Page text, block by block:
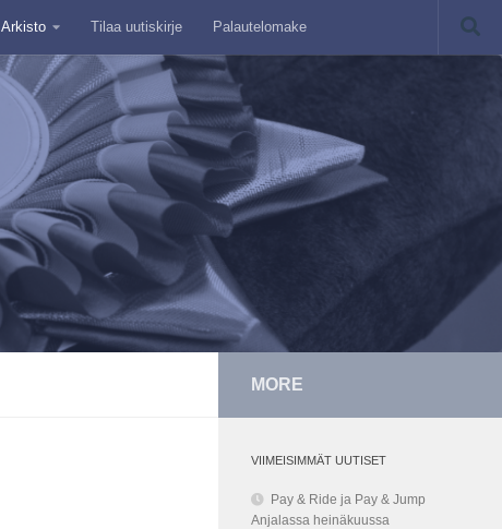
Arkisto Tilaa uutiskirje Palautelomake
MORE
VIIMEISIMMÄT UUTISET
Pay & Ride ja Pay & Jump
Anjalassa heinäkuussa